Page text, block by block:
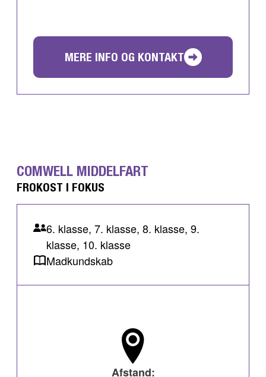
MERE INFO OG KONTAKT
COMWELL MIDDELFART
FROKOST I FOKUS
6. klasse, 7. klasse, 8. klasse, 9.
klasse, 10. klasse
Madkundskab
Afstand: